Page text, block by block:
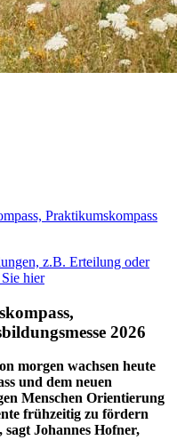
Praktikumskompass
z.B. Erteilung oder
hier
2026
morgen wachsen heute
und dem neuen
Menschen Orientierung
frühzeitig zu fördern
Johannes Hofner,